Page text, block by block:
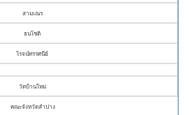
สามเณร
ธนโชติ
โรจน์ทรรศนีย์
วัดบ้านใหม่
คณะจังหวัดลำปาง